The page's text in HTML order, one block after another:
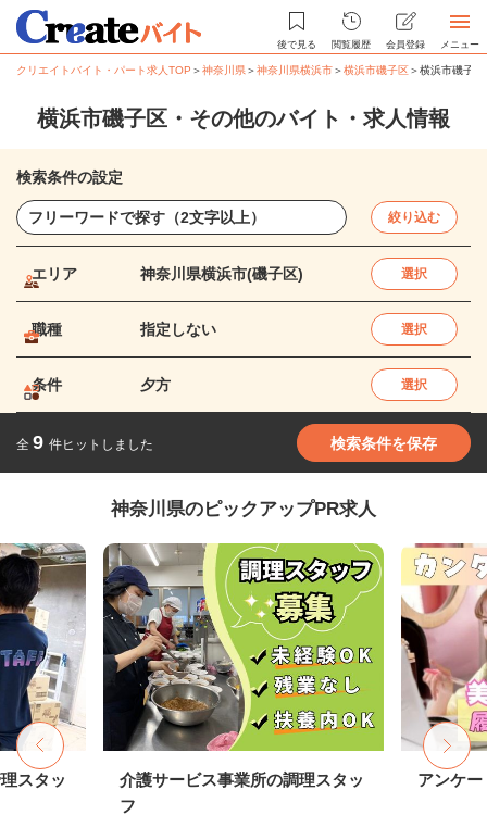
後で見る 閲覧履歴 会員登録 メニュー
クリエイトバイト・パート求人TOP ＞神奈川県＞神奈川県横浜市＞横浜市磯子区＞横浜市磯子
横浜市磯子区・その他のバイト・求人情報
検索条件の設定
絞り込む
エリア 神奈川県横浜市(磯子区) 選択
職種 指定しない 選択
条件 夕方 選択
全 9 件ヒットしました 検索条件を保存
神奈川県のピックアップPR求人
スタッ
介護サービス事業所の調理スタッ
フ
アンケ